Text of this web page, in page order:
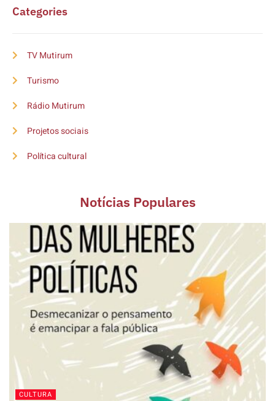
Categories
TV Mutirum
Turismo
Rádio Mutirum
Projetos sociais
Política cultural
Notícias Populares
CULTURA